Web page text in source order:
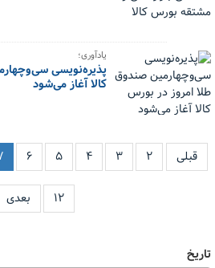
یادآوری؛
پذیره‌نویسی
کالا آغاز می‌شود
قبلی ۲ ۳ ۴ ۵ ۶
۱۲ بعدی
تاریخ